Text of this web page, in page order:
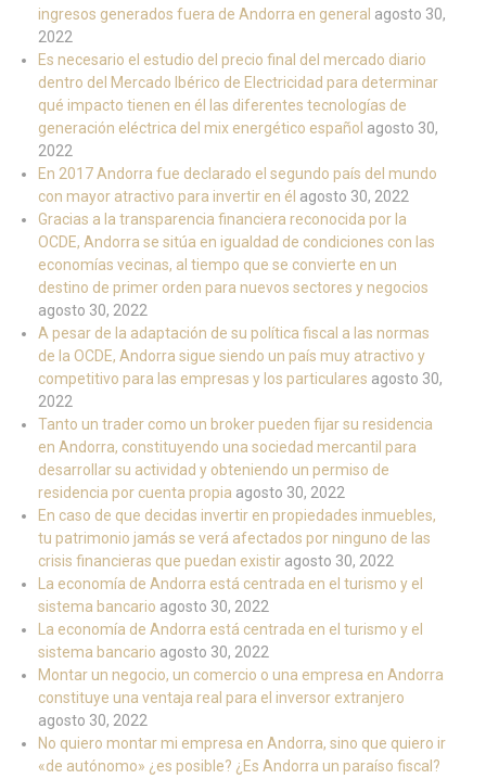
ingresos generados fuera de Andorra en general agosto 30,
2022
Es necesario el estudio del precio final del mercado diario
dentro del Mercado Ibérico de Electricidad para determinar
qué impacto tienen en él las diferentes tecnologías de
generación eléctrica del mix energético español agosto 30,
2022
En 2017 Andorra fue declarado el segundo país del mundo
con mayor atractivo para invertir en él agosto 30, 2022
Gracias a la transparencia financiera reconocida por la
OCDE, Andorra se sitúa en igualdad de condiciones con las
economías vecinas, al tiempo que se convierte en un
destino de primer orden para nuevos sectores y negocios
agosto 30, 2022
A pesar de la adaptación de su política fiscal a las normas
de la OCDE, Andorra sigue siendo un país muy atractivo y
competitivo para las empresas y los particulares agosto 30,
2022
Tanto un trader como un broker pueden fijar su residencia
en Andorra, constituyendo una sociedad mercantil para
desarrollar su actividad y obteniendo un permiso de
residencia por cuenta propia agosto 30, 2022
En caso de que decidas invertir en propiedades inmuebles,
tu patrimonio jamás se verá afectados por ninguno de las
crisis financieras que puedan existir agosto 30, 2022
La economía de Andorra está centrada en el turismo y el
sistema bancario agosto 30, 2022
La economía de Andorra está centrada en el turismo y el
sistema bancario agosto 30, 2022
Montar un negocio, un comercio o una empresa en Andorra
constituye una ventaja real para el inversor extranjero
agosto 30, 2022
No quiero montar mi empresa en Andorra, sino que quiero ir
«de autónomo» ¿es posible? ¿Es Andorra un paraíso fiscal?